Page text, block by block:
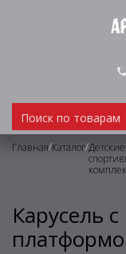
Главная/Каталог/Детские
Карусель